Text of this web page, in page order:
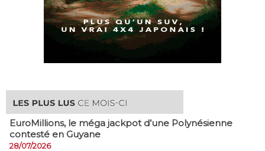
EuroMillions, ​le méga jackpot d’une Polynésienne
contesté en Guyane
28/07/2026